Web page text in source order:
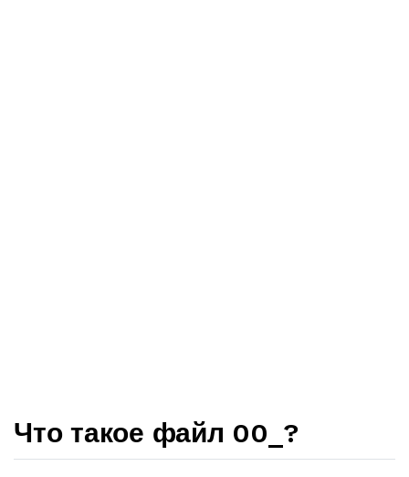
Что такое файл 00_?